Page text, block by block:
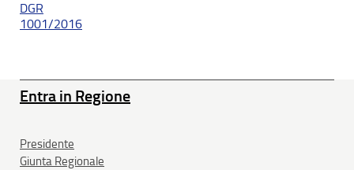
DGR
1001/2016
Entra in Regione
Presidente
Giunta Regionale